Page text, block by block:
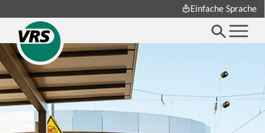
Einfache Sprache